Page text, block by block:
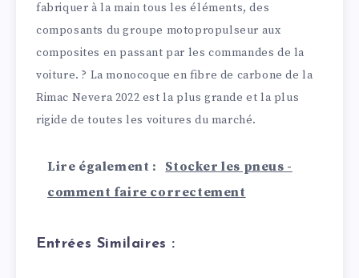
fabriquer à la main tous les éléments, des
composants du groupe motopropulseur aux
composites en passant par les commandes de la
voiture. ? La monocoque en fibre de carbone de la
Rimac Nevera 2022 est la plus grande et la plus
rigide de toutes les voitures du marché.
Lire également :
Stocker les pneus -
comment faire correctement
Entrées Similaires :